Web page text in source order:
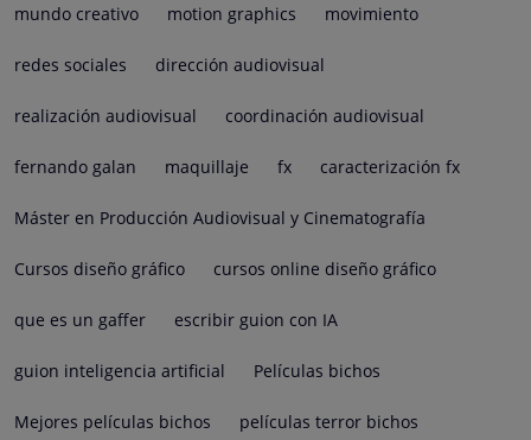
mundo creativo motion graphics movimiento
redes sociales dirección audiovisual
realización audiovisual coordinación audiovisual
fernando galan maquillaje fx caracterización fx
Máster en Producción Audiovisual y Cinematografía
Cursos diseño gráfico cursos online diseño gráfico
que es un gaffer escribir guion con IA
guion inteligencia artificial Películas bichos
Mejores películas bichos películas terror bichos